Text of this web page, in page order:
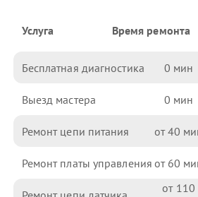
Услуга Время ремонта
Бесплатная диагностика 0
Выезд мастера 0
Ремонт цепи питания 40
Ремонт платы управления 60
110